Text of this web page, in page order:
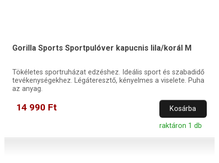
Gorilla Sports Sportpulóver kapucnis lila/korál M
Tökéletes sportruházat edzéshez. Ideális sport és szabadidő
tevékenységekhez. Légáteresztő, kényelmes a viselete. Puha
az anyag.
14 990 Ft Kosárba
raktáron 1 db